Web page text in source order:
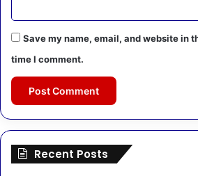
Save my name, email, and website in
time I comment.
Recent Posts